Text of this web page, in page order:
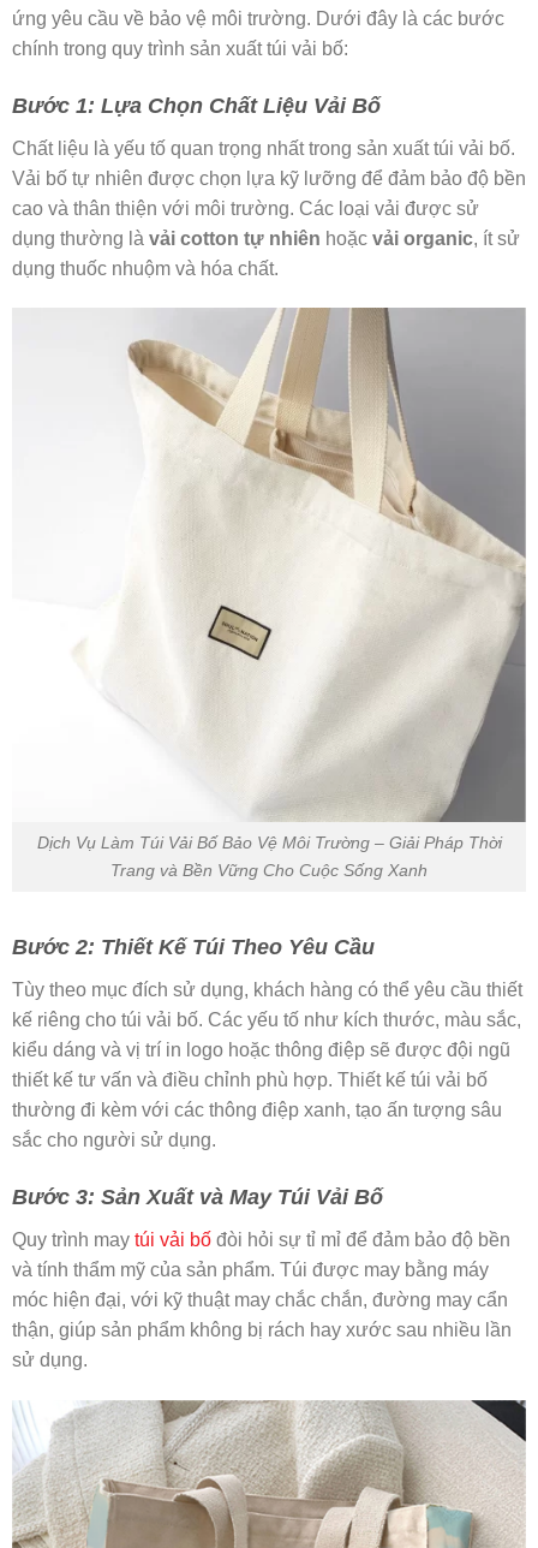
ứng yêu cầu về bảo vệ môi trường. Dưới đây là các bước
chính trong quy trình sản xuất túi vải bố:
Bước 1: Lựa Chọn Chất Liệu Vải Bố
Chất liệu là yếu tố quan trọng nhất trong sản xuất túi vải bố.
Vải bố tự nhiên được chọn lựa kỹ lưỡng để đảm bảo độ bền
cao và thân thiện với môi trường. Các loại vải được sử
dụng thường là vải cotton tự nhiên hoặc vải organic, ít sử
dụng thuốc nhuộm và hóa chất.
Dịch Vụ Làm Túi Vải Bố Bảo Vệ Môi Trường – Giải Pháp Thời
Trang và Bền Vững Cho Cuộc Sống Xanh
Bước 2: Thiết Kế Túi Theo Yêu Cầu
Tùy theo mục đích sử dụng, khách hàng có thể yêu cầu thiết
kế riêng cho túi vải bố. Các yếu tố như kích thước, màu sắc,
kiểu dáng và vị trí in logo hoặc thông điệp sẽ được đội ngũ
thiết kế tư vấn và điều chỉnh phù hợp. Thiết kế túi vải bố
thường đi kèm với các thông điệp xanh, tạo ấn tượng sâu
sắc cho người sử dụng.
Bước 3: Sản Xuất và May Túi Vải Bố
Quy trình may túi vải bố đòi hỏi sự tỉ mỉ để đảm bảo độ bền
và tính thẩm mỹ của sản phẩm. Túi được may bằng máy
móc hiện đại, với kỹ thuật may chắc chắn, đường may cẩn
thận, giúp sản phẩm không bị rách hay xước sau nhiều lần
sử dụng.